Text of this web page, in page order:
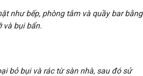
như bếp, phòng tắm và quầy bar bằng
và bụi bẩn.
bỏ bụi và rác từ sàn nhà, sau đó sử